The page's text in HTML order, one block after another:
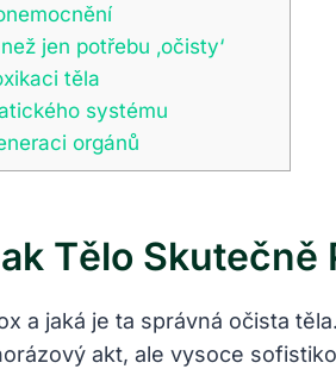
jen potřebu ‚očisty‘
těla
systému
orgánů
Tělo Skutečně
a jaká je ta správná očista
akt, ale vysoce